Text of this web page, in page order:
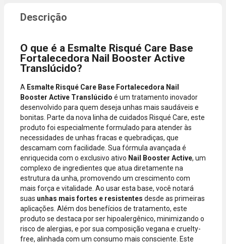
incluir itens
A aprovação
considera o
valor total da
o valor da
parcela.
Certifique-se
de que o total
está dentro
do limite
disponível do
seu cartão.
Bandeiras
aceitas: Visa,
Mastercard,
Hipercard,
American
Express, Elo e
Diners.
cartão.
ao aplicativo
do Nubank
para
pagamento e
finalizar a
compra.
O que é a Esmalte Risqué Care Base
Fortalecedora Nail Booster Active
Translúcido?
A Esmalte Risqué Care Base Fortalecedora Nail
Booster Active Translúcido é um tratamento inovador
desenvolvido para quem deseja unhas mais saudáveis e
bonitas. Parte da nova linha de cuidados Risqué Care, este
produto foi especialmente formulado para atender às
necessidades de unhas fracas e quebradiças, que
descamam com facilidade. Sua fórmula avançada é
enriquecida com o exclusivo ativo Nail Booster Active, um
complexo de ingredientes que atua diretamente na
estrutura da unha, promovendo um crescimento com
mais força e vitalidade. Ao usar esta base, você notará
suas unhas mais fortes e resistentes desde as primeiras
aplicações. Além dos benefícios de tratamento, este
produto se destaca por ser hipoalergênico, minimizando o
risco de alergias, e por sua composição vegana e cruelty-
free, alinhada com um consumo mais consciente. Este